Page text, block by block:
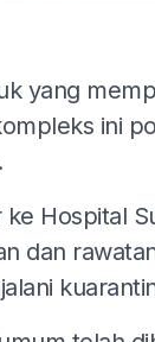
yang
ini
Hospital
dan